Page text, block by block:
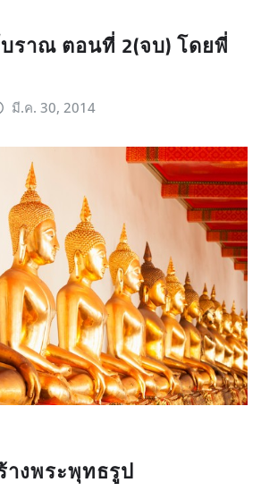
ราณ ตอนที่ 2(จบ) โดยพี่
มี.ค. 30, 2014
างพระพุทธรูป